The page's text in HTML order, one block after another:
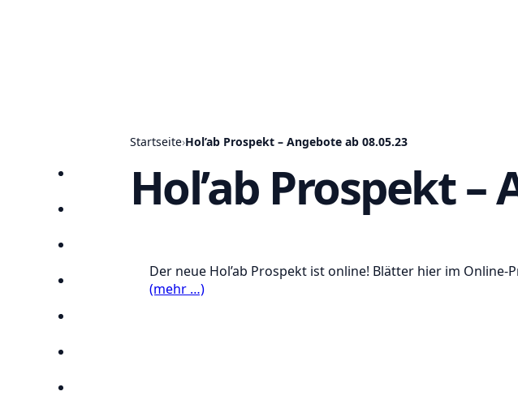
Startseite›Hol’ab Prospekt – Angebote ab 08.05.23
Hol’ab Prospekt –
Der neue Hol’ab Prospekt ist online! Blätter hier im
(mehr …)